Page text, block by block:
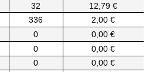
32
12,79 €
336
2,00 €
0
0,00 €
0
0,00 €
0
0,00 €